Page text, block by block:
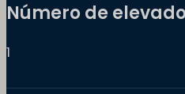
Número de
1